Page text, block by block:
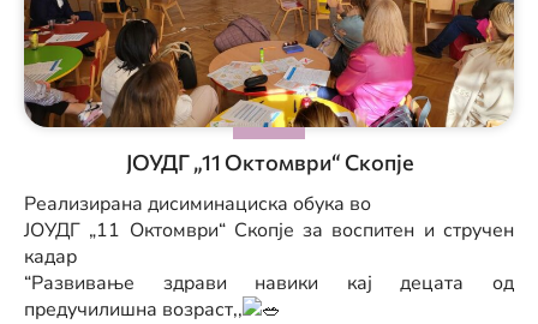
ЈОУДГ „11 Октомври“ Скопје
Реализирана дисиминациска обука во
ЈОУДГ „11 Октомври“ Скопје за воспитен и стручен
кадар
“Развивање здрави навики кај децата од
предучилишна возраст,,